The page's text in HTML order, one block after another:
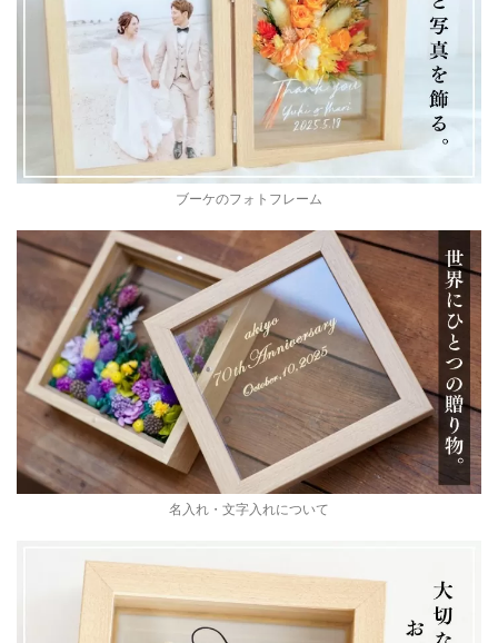
ブーケのフォトフレーム
名入れ・文字入れについて